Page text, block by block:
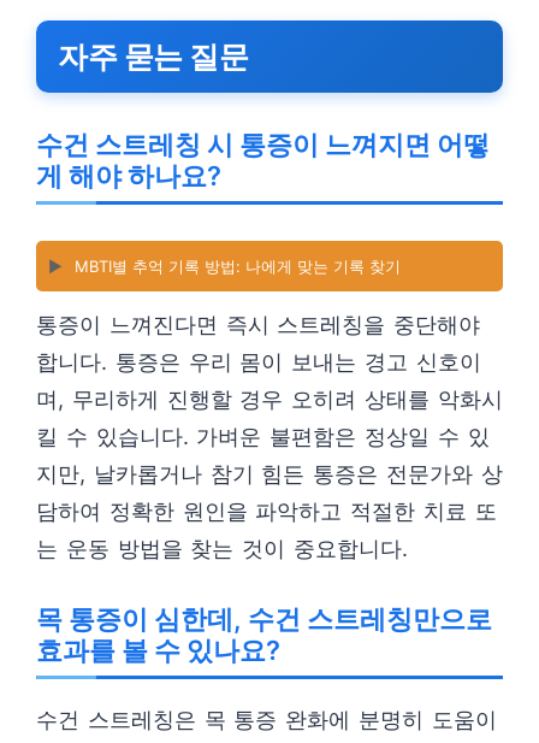
자주 묻는 질문
수건 스트레칭 시 통증이 느껴지면 어떻
게 해야 하나요?
▶️ MBTI별 추억 기록 방법: 나에게 맞는 기록 찾기
통증이 느껴진다면 즉시 스트레칭을 중단해야
합니다. 통증은 우리 몸이 보내는 경고 신호이
며, 무리하게 진행할 경우 오히려 상태를 악화시
킬 수 있습니다. 가벼운 불편함은 정상일 수 있
지만, 날카롭거나 참기 힘든 통증은 전문가와 상
담하여 정확한 원인을 파악하고 적절한 치료 또
는 운동 방법을 찾는 것이 중요합니다.
목 통증이 심한데, 수건 스트레칭만으로
효과를 볼 수 있나요?
수건 스트레칭은 목 통증 완화에 분명히 도움이